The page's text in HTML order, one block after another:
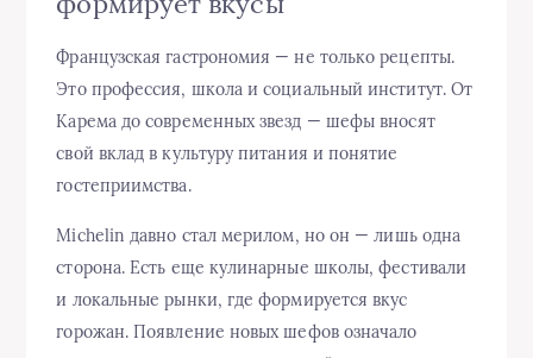
Французская гастрономия — не только рецепты.
Это профессия, школа и социальный институт. От
Карема до современных звезд — шефы вносят
свой вклад в культуру питания и понятие
гостеприимства.
Michelin давно стал мерилом, но он — лишь одна
сторона. Есть еще кулинарные школы, фестивали
и локальные рынки, где формируется вкус
горожан. Появление новых шефов означало